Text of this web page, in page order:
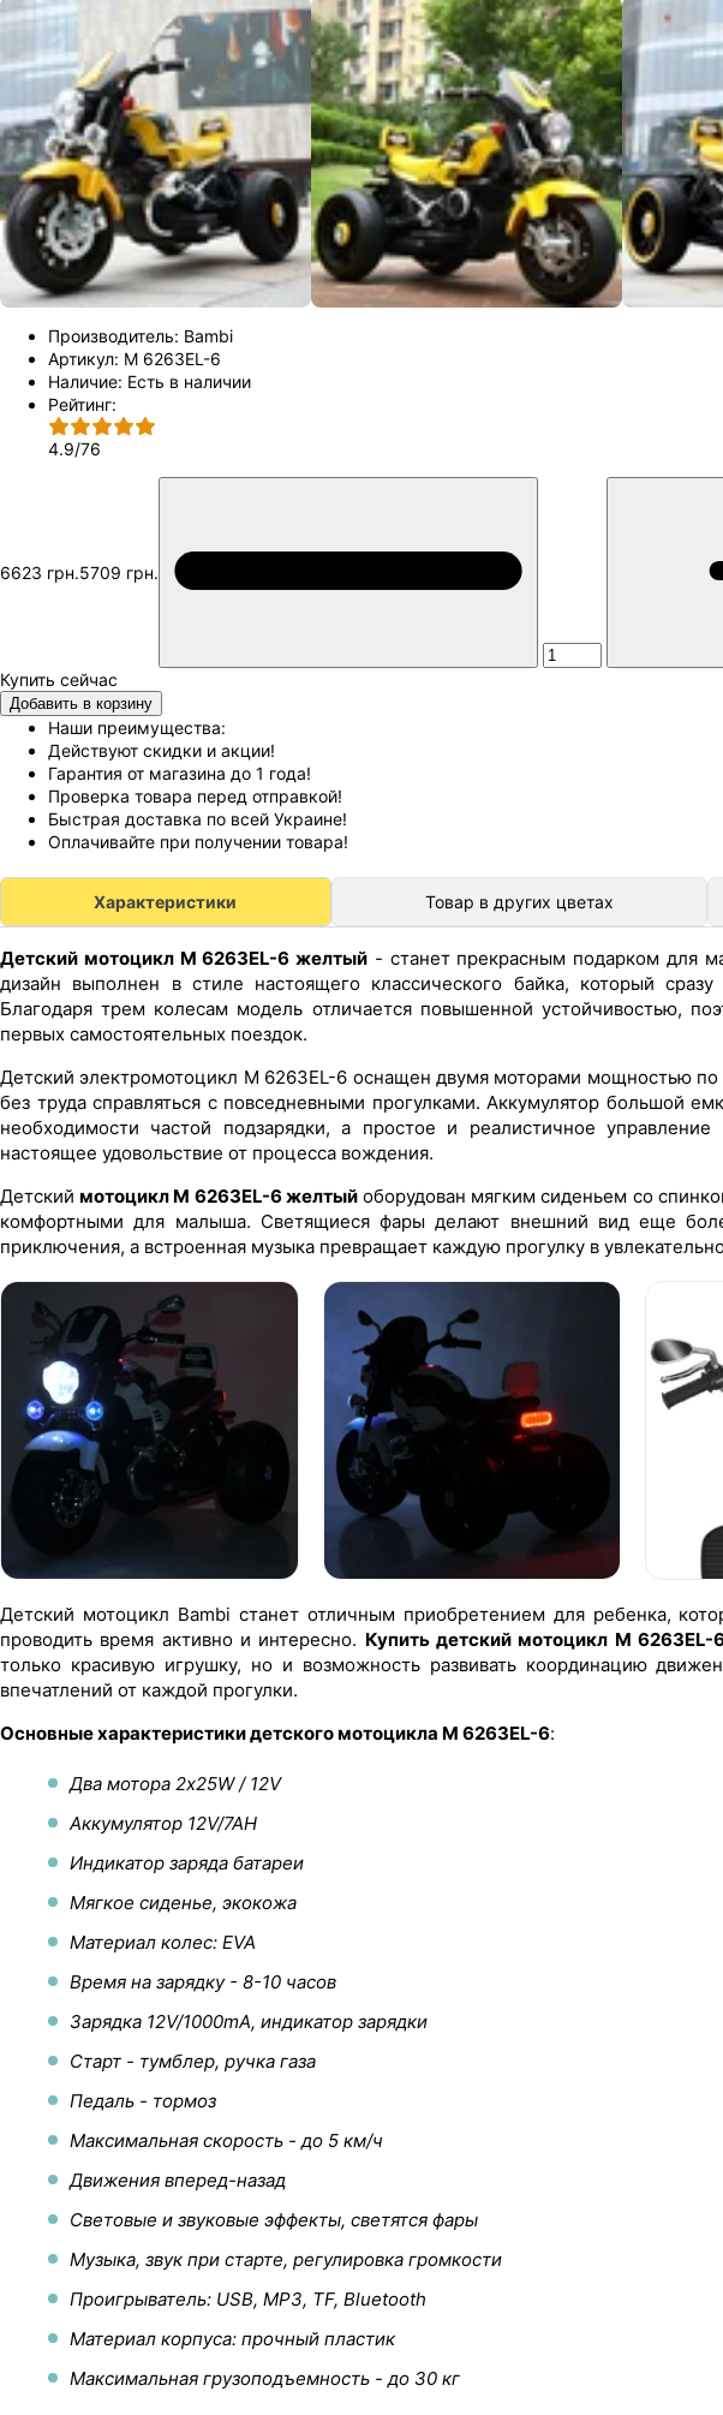
Производитель: Bambi
Артикул: M 6263EL-6
Наличие: Есть в наличии
Рейтинг:
4.9/76
6623 грн.5709 грн.
Добавить в корзину
Наши преимущества:
Действуют скидки и акции!
Гарантия от магазина до 1 года!
Проверка товара перед отправкой!
Быстрая доставка по всей Украине!
Оплачивайте при получении товара!
Характеристики Товар в других цветах
Детский мотоцикл M 6263EL-6 желтый - станет прекрасным подарком для
дизайн выполнен в стиле настоящего классического байка, который
Благодаря трем колесам модель отличается повышенной устойчивостью,
первых самостоятельных поездок.
Детский электромотоцикл M 6263EL-6 оснащен двумя моторами мощностью
без труда справляться с повседневными прогулками. Аккумулятор большой
необходимости частой подзарядки, а простое и реалистичное
настоящее удовольствие от процесса вождения.
Детскиймотоцикл M 6263EL-6 желтыйоборудован мягким сиденьем со
комфортными для малыша. Светящиеся фары делают внешний вид еще
приключения, а встроенная музыка превращает каждую прогулку в
Детский мотоцикл Bambi станет отличным приобретением для ребенка,
проводить время активно и интересно. Купить детский мотоцикл M 6263EL-6
только красивую игрушку, но и возможность развивать координацию
впечатлений от каждой прогулки.
Основные характеристики детского мотоцикла M 6263EL-6:
Два мотора 2х25W / 12V
Аккумулятор 12V/7AH
Индикатор заряда батареи
Мягкое сиденье, экокожа
Материал колес: EVA
Время на зарядку - 8-10 часов
Зарядка 12V/1000mA, индикатор зарядки
Старт - тумблер, ручка газа
Педаль - тормоз
Максимальная скорость - до 5 км/ч
Движения вперед-назад
Световые и звуковые эффекты, светятся фары
Музыка, звук при старте, регулировка громкости
Проигрыватель: USB, MP3, TF, Bluetooth
Материал корпуса: прочный пластик
Максимальная грузоподъемность - до 30 кг